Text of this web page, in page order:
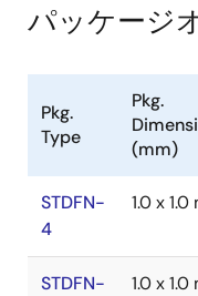
パッケージ
Pkg.
Type
Pkg.
(mm)
STDFN-
4
1.0 x 1.0
STDFN-
1.0 x 1.0